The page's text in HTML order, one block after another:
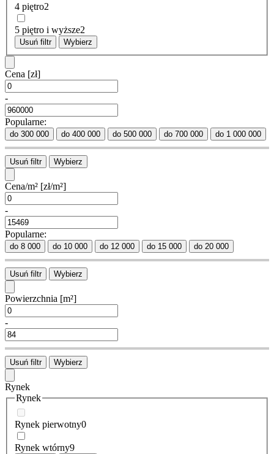
4 piętro2
5 piętro i wyższe2
Usuń filtr Wybierz
Cena [zł]
-
Popularne:
do 300 000 do 400 000 do 500 000 do 700 000 do 1 000 000
Usuń filtr Wybierz
Cena/m² [zł/m²]
-
Popularne:
do 8 000 do 10 000 do 12 000 do 15 000 do 20 000
Usuń filtr Wybierz
Powierzchnia [m²]
-
Usuń filtr Wybierz
Rynek
Rynek
Rynek pierwotny0
Rynek wtórny9